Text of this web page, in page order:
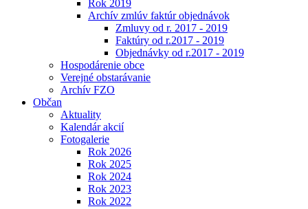
Rok 2019
Archív zmlúv faktúr objednávok
Zmluvy od r. 2017 - 2019
Faktúry od r.2017 - 2019
Objednávky od r.2017 - 2019
Hospodárenie obce
Verejné obstarávanie
Archív FZO
Občan
Aktuality
Kalendár akcií
Fotogalerie
Rok 2026
Rok 2025
Rok 2024
Rok 2023
Rok 2022